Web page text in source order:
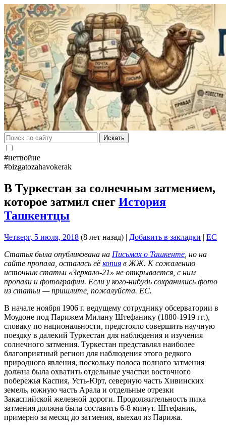
Искать
#нетвойне
#bizgatozahavokerak
В Туркестан за солнечным затмением,
которое затмил снег История
Ташкентцы
Четверг, 5 июля, 2018 (8 лет назад) | Добавить в закладки | EC
Статья была опубликована на Письмах о Ташкенте , но на
сайте пропала, осталась еёкопия в ЖЖ. К сожалению
источник статьи «Зеркало-21» не открывается, с ним
пропали и фотографии. Если у кого-нибудь сохранились фото
из статьи — пришлите, пожалуйста. ЕС.
В начале ноября 1906 г. ведущему сотруднику обсерватории в
Моудоне под Парижем Милану Штефанику (1880-1919 гг.),
словаку по национальности, предстояло совершить научную
поездку в далекий Туркестан для наблюдения и изучения
солнечного затмения. Туркестан представлял наиболее
благоприятный регион для наблюдения этого редкого
природного явления, поскольку полоса полного затмения
должна была охватить отдельные участки восточного
побережья Каспия, Усть-Юрт, северную часть Хивинских
земель, южную часть Арала и отдельные отрезки
Закаспийской железной дороги. Продолжительность пика
затмения должна была составить 6-8 минут. Штефаник,
примерно за месяц до затмения, выехал из Парижа.